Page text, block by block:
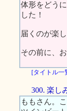
体形をどう
した！
届くのが楽
その前に、
[タイトル一
300. 楽し
ももさん。